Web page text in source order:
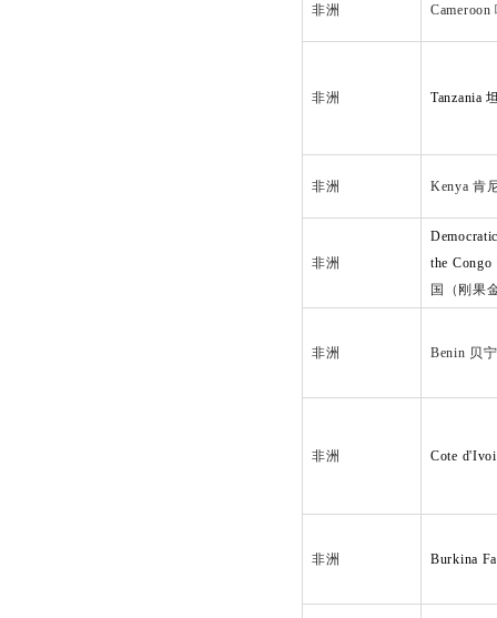
非洲 Cameroon
非洲 Tanzania
非洲 Kenya 肯
非洲
the Congo
国（刚果
非洲 Benin 贝宁
非洲 Cote
非洲 Burkina